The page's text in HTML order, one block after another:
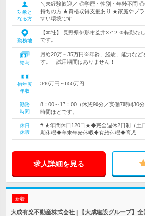
対象と
なる方
＼未経験歓迎／ ◎学歴・性別・年齢不問 ◎
持ちの方 ★資格取得支援あり ★家庭やプラ
すい環境です
勤務地
【本社】 長野県伊那市荒井3712 ※転勤な
です。
給与
月給20万～35万円※年齢、経験、能力など
す。 試用期間はありません！
初年度
年収
340万円～650万円
勤務
時間
8：00～17：00（休憩90分／実働7時間30
時間ほどです。
休日
休暇
# ★年間休日120日★◆完全週休2日制（
期休暇◆年末年始休暇◆有給休暇◆育児…
求人詳細を見る
新着
大成有楽不動産株式会社 | 【大成建設グループ】